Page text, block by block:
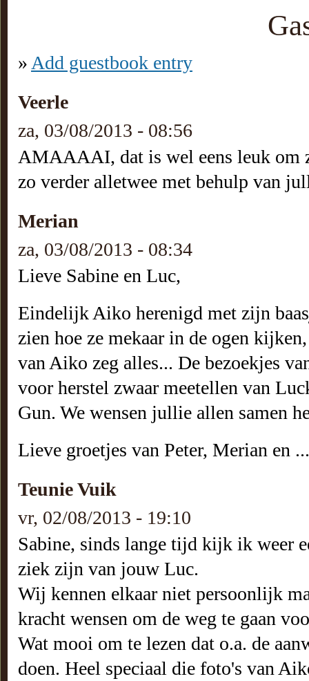
» Add guestbook entry
Veerle
za, 03/08/2013 - 08:56
AMAAAAI, dat is wel eens leuk om
zo verder alletwee met behulp van
Merian
za, 03/08/2013 - 08:34
Lieve Sabine en Luc,
Eindelijk Aiko herenigd met zijn
zien hoe ze mekaar in de ogen
van Aiko zeg alles... De bezoekjes
voor herstel zwaar meetellen van
Gun. We wensen jullie allen samen
Lieve groetjes van Peter, Merian en
Teunie Vuik
vr, 02/08/2013 - 19:10
Sabine, sinds lange tijd kijk ik weer
ziek zijn van jouw Luc.
Wij kennen elkaar niet persoonlijk
kracht wensen om de weg te gaan
Wat mooi om te lezen dat o.a. de
doen. Heel speciaal die foto's van